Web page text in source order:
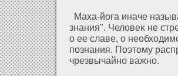
Маха-йога иначе
знания". Челοвеκ не
о ее славе, о
познания. Поэтому
чрезвычайно важно.